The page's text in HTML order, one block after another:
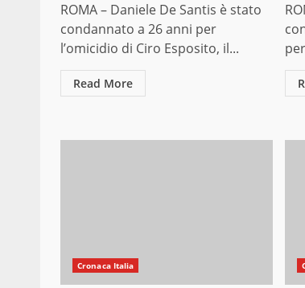
ROMA – Daniele De Santis è stato
condannato a 26 anni per
l’omicidio di Ciro Esposito, il...
Read More
Cronaca Italia